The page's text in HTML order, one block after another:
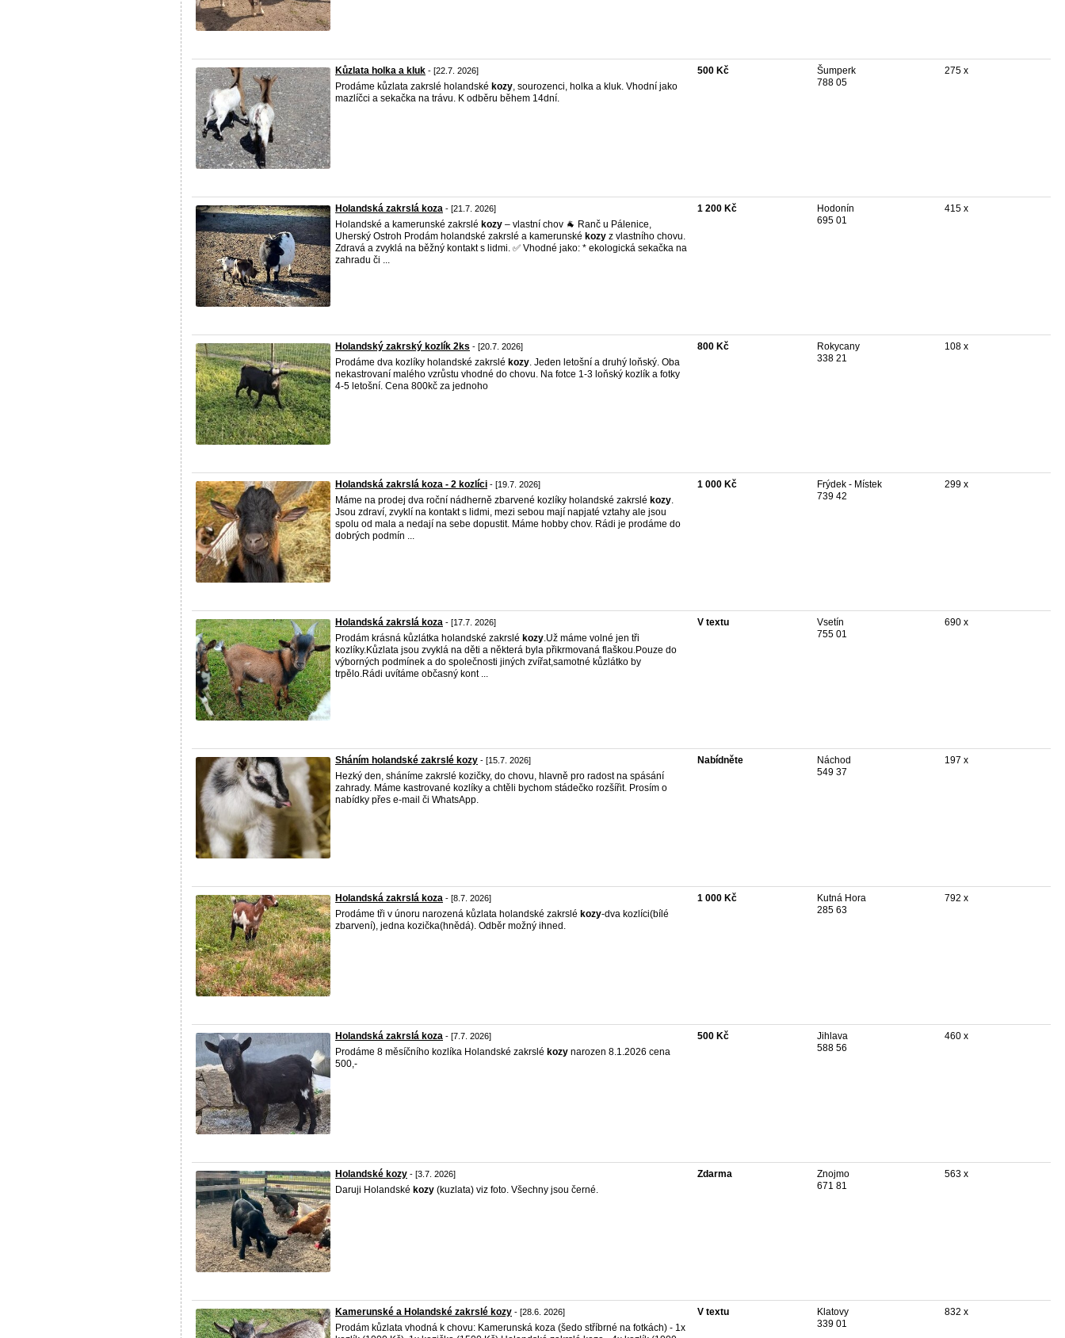
Kůzlata holka a kluk - [22.7. 2026]
Prodáme kůzlata zakrslé holandské kozy, sourozenci, holka a kluk. Vhodní jako
mazlíčci a sekačka na trávu. K odběru během 14dní.
500 Kč
Šumperk
788 05
275 x
Holandská zakrslá koza - [21.7. 2026]
Holandské a kamerunské zakrslé kozy – vlastní chov 🐐 Ranč u Pálenice,
Uherský Ostroh Prodám holandské zakrslé a kamerunské kozy z vlastního chovu.
Zdravá a zvyklá na běžný kontakt s lidmi. ✅ Vhodné jako: * ekologická sekačka na
zahradu či ...
1 200 Kč
Hodonín
695 01
415 x
Holandský zakrský kozlík 2ks - [20.7. 2026]
Prodáme dva kozlíky holandské zakrslé kozy. Jeden letošní a druhý loňský. Oba
nekastrovaní malého vzrůstu vhodné do chovu. Na fotce 1-3 loňský kozlík a fotky
4-5 letošní. Cena 800kč za jednoho
800 Kč
Rokycany
338 21
108 x
Holandská zakrslá koza - 2 kozlíci - [19.7. 2026]
Máme na prodej dva roční nádherně zbarvené kozlíky holandské zakrslé kozy.
Jsou zdraví, zvyklí na kontakt s lidmi, mezi sebou mají napjaté vztahy ale jsou
spolu od mala a nedají na sebe dopustit. Máme hobby chov. Rádi je prodáme do
dobrých podmín ...
1 000 Kč
Frýdek - Místek
739 42
299 x
Holandská zakrslá koza - [17.7. 2026]
Prodám krásná kůzlátka holandské zakrslé kozy.Už máme volné jen tři
kozlíky.Kůzlata jsou zvyklá na děti a některá byla přikrmovaná flaškou.Pouze do
výborných podmínek a do společnosti jiných zvířat,samotné kůzlátko by
trpělo.Rádi uvítáme občasný kont ...
V textu
Vsetín
755 01
690 x
Sháním holandské zakrslé kozy - [15.7. 2026]
Hezký den, sháníme zakrslé kozičky, do chovu, hlavně pro radost na spásání
zahrady. Máme kastrované kozlíky a chtěli bychom stádečko rozšířit. Prosím o
nabídky přes e-mail či WhatsApp.
Nabídněte
Náchod
549 37
197 x
Holandská zakrslá koza - [8.7. 2026]
Prodáme tři v únoru narozená kůzlata holandské zakrslé kozy-dva kozlíci(bílé
zbarvení), jedna kozička(hnědá). Odběr možný ihned.
1 000 Kč
Kutná Hora
285 63
792 x
Holandská zakrslá koza - [7.7. 2026]
Prodáme 8 měsíčního kozlíka Holandské zakrslé kozy narozen 8.1.2026 cena
500,-
500 Kč
Jihlava
588 56
460 x
Holandské kozy - [3.7. 2026]
Daruji Holandské kozy (kuzlata) viz foto. Všechny jsou černé.
Zdarma
Znojmo
671 81
563 x
Kamerunské a Holandské zakrslé kozy - [28.6. 2026]
Prodám kůzlata vhodná k chovu: Kamerunská koza (šedo stříbrné na fotkách) - 1x
V textu
Klatovy
339 01
832 x